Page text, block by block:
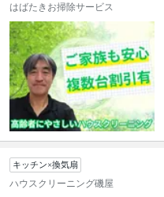
はばたきお掃除サービス
キッチン×換気扇
ハウスクリーニング磯屋